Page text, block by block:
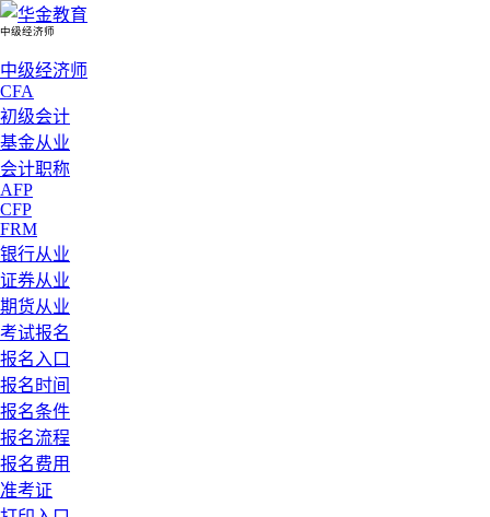
中级经济师
中级经济师
CFA
初级会计
基金从业
会计职称
AFP
CFP
FRM
银行从业
证券从业
期货从业
考试报名
报名入口
报名时间
报名条件
报名流程
报名费用
准考证